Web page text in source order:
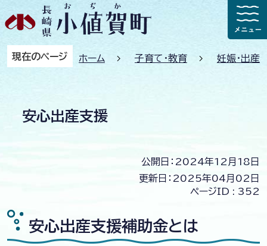
現在のページ ホーム 子育て・教育 妊娠・出産
安心出産支援
公開日：2024年12月18日
更新日：2025年04月02日
ページID : 352
安心出産支援補助金とは